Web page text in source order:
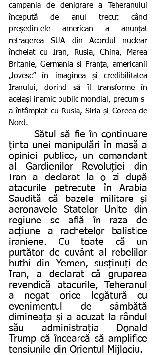
campania de denigrare a Teheranului
începută de anul trecut când
președintele american a anunțat
retragerea SUA din Acordul nuclear
încheiat cu Iran, Rusia, China, Marea
Britanie, Germania și Franța, americanii
„lovesc” în imaginea și credibilitatea
Iranului, dorind să îl transforme în
același inamic public mondial, precum s-
a întâmplat cu Rusia, Siria și Coreea de
Nord.
      Sătul să fie în continuare
ținta unei manipulări în masă a
opiniei publice, un comandant
al Gardienilor Revoluției din
Iran a declarat la o zi după
atacurile petrecute în Arabia
Saudită că bazele militare și
aeronavele Statelor Unite din
regiune se află în raza de
acțiune a rachetelor balistice
iraniene. Cu toate că un
purtător de cuvânt al rebelilor
huthi din Yemen, susținuți de
Iran, a declarat că gruparea
revendică atacurile, Teheranul
a negat orice legătură cu
evenimentul de sâmbătă
dimineața și a acuzat la rândul
său administrația Donald
Trump că încearcă să amplifice
tensiunile din Orientul Mijlociu.